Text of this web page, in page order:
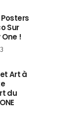
Sur
One !
Art à
du